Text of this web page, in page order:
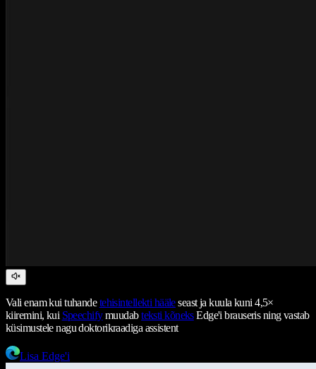
Vali enam kui tuhandetehisintellekti hääleseast ja kuula kuni 4,5×
kiiremini, kui Speechifymuudabteksti kõneksEdge'i brauseris ning vastab
küsimustele nagu doktorikraadiga assistent
Lisa Edge'i